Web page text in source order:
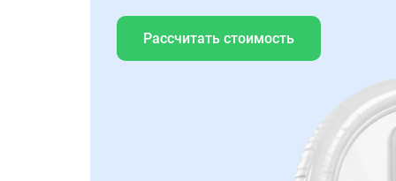
Рассчитать стоимость